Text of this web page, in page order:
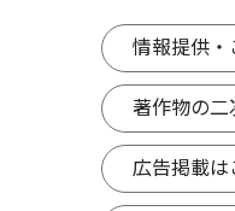
情報提供・
著作物の二
広告掲載は